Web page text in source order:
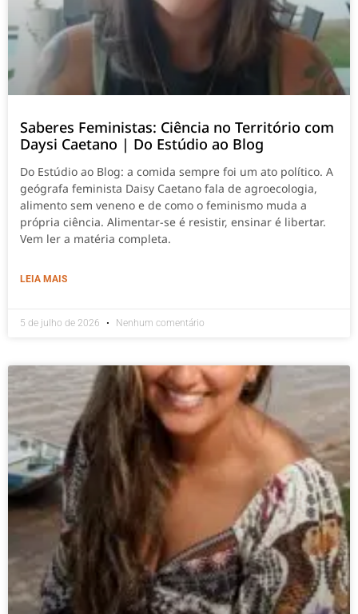
Saberes Feministas: Ciência no Território com
Daysi Caetano | Do Estúdio ao Blog
Do Estúdio ao Blog: a comida sempre foi um ato político. A
geógrafa feminista Daisy Caetano fala de agroecologia,
alimento sem veneno e de como o feminismo muda a
própria ciência. Alimentar-se é resistir, ensinar é libertar.
Vem ler a matéria completa.
LEIA MAIS
5 de julho de 2026 Nenhum comentário